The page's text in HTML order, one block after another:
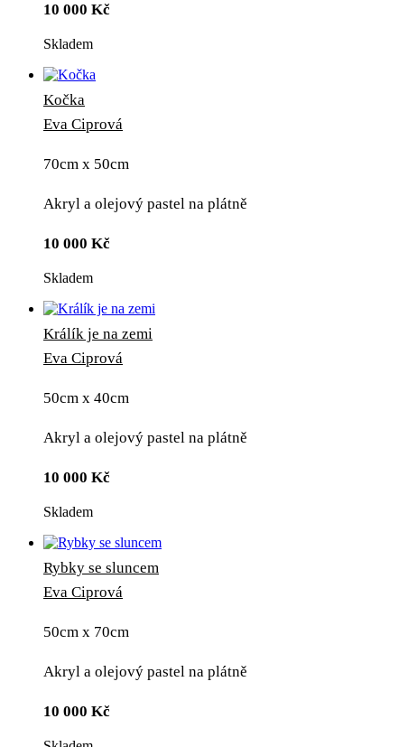
10 000 Kč
Skladem
Kočka
Eva Ciprová
70cm x 50cm
Akryl a olejový pastel na plátně
10 000 Kč
Skladem
Králík je na zemi
Eva Ciprová
50cm x 40cm
Akryl a olejový pastel na plátně
10 000 Kč
Skladem
Rybky se sluncem
Eva Ciprová
50cm x 70cm
Akryl a olejový pastel na plátně
10 000 Kč